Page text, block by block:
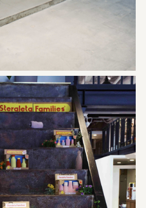
興センター
社
具産業振興会、メッセフランクフル
首都圏プロモーション実行委員会